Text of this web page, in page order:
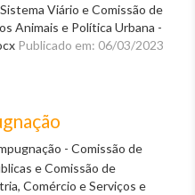
Viário e Comissão de
Animais e Política Urbana -
Publicado em: 06/03/2023
- Comissão de
e Comissão de
Comércio e Serviços e